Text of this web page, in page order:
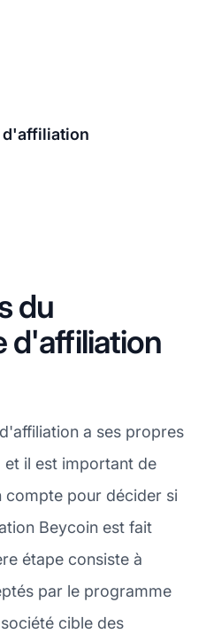
d'affiliation
du
d'affiliation
a ses propres
et il est important de
compte pour décider si
Beycoin est fait
étape consiste à
par le programme
cible des